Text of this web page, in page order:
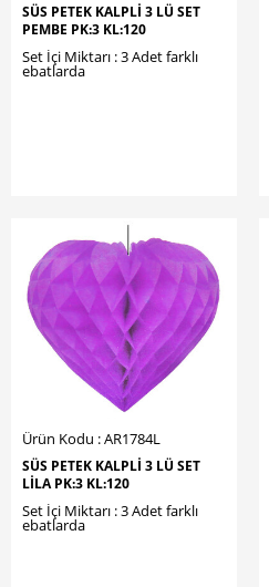
SÜS PETEK KALPLİ 3 LÜ SET
PEMBE PK:3 KL:120
Set İçi Miktarı : 3 Adet farklı
ebatlarda
Ürün Kodu : AR1784L
SÜS PETEK KALPLİ 3 LÜ SET
LİLA PK:3 KL:120
Set İçi Miktarı : 3 Adet farklı
ebatlarda